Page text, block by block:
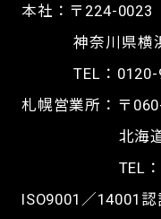
本社：〒224-0023
神奈川県横
TEL：
札幌営業所：〒
北海
TEL：
ISO9001／14001